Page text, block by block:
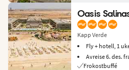
Oasis
Kapp Verde
Fly + hotell, 1
Avreise 6. des.
Frokostbuffé